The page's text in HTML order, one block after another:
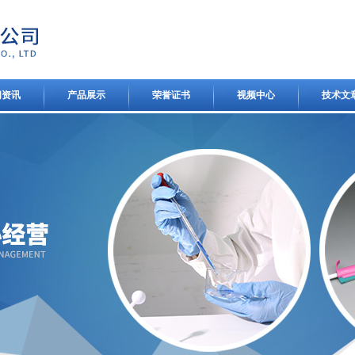
讯 产品展示 荣誉证书 视频中心 技术文